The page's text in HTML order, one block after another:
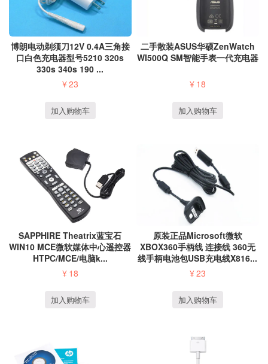
博朗电动剃须刀12V 0.4A三角接
口白色充电器型号5210 320s
330s 340s 190 ...
¥23
加入购物车
二手散装ASUS华硕ZenWatch
WI500Q SM智能手表一代充电器
¥ 18
加入购物车
SAPPHIRE Theatrix蓝宝石
WIN10 MCE微软媒体中心遥控器
HTPC/MCE/电脑k...
¥ 18
加入购物车
原装正品Microsoft微软
XBOX360手柄线 连接线 360无
线手柄电池包USB充电线X816...
¥23
加入购物车